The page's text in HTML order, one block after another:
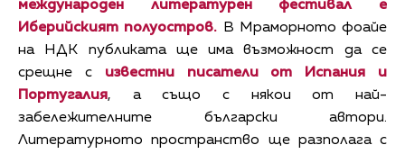
международен литературен фестивал е
Иберийският полуостров. В Мраморното фоайе
на НДК публиката ще има възможност да се
срещне с известни писатели от Испания и
Португалия, а също с някои от най-
забележителните български автори.
Литературното пространство ще разполага с